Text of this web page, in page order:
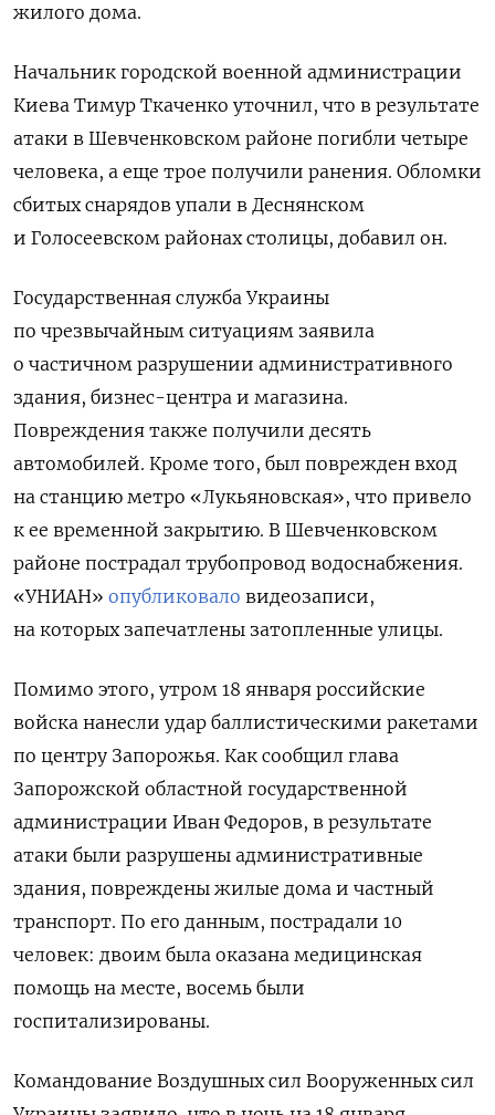
жилого дома.
Начальник городской военной администрации
Киева Тимур Ткаченко уточнил, что в результате
атаки в Шевченковском районе погибли четыре
человека, а еще трое получили ранения. Обломки
сбитых снарядов упали в Деснянском
и Голосеевском районах столицы, добавил он.
Государственная служба Украины
по чрезвычайным ситуациям заявила
о частичном разрушении административного
здания, бизнес-центра и магазина.
Повреждения также получили десять
автомобилей. Кроме того, был поврежден вход
на станцию метро «Лукьяновская», что привело
к ее временной закрытию. В Шевченковском
районе пострадал трубопровод водоснабжения.
«УНИАН» опубликовало видеозаписи,
на которых запечатлены затопленные улицы.
Помимо этого, утром 18 января российские
войска нанесли удар баллистическими ракетами
по центру Запорожья. Как сообщил глава
Запорожской областной государственной
администрации Иван Федоров, в результате
атаки были разрушены административные
здания, повреждены жилые дома и частный
транспорт. По его данным, пострадали 10
человек: двоим была оказана медицинская
помощь на месте, восемь были
госпитализированы.
Командование Воздушных сил Вооруженных сил